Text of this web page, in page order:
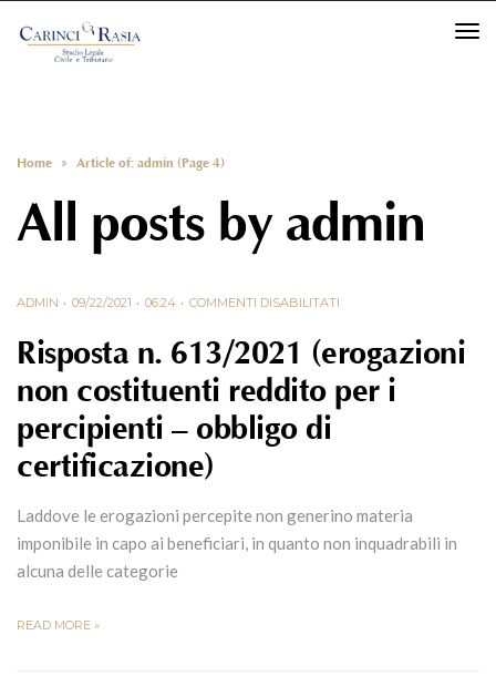
Home » Article of: admin (Page 4)
All posts by admin
ADMIN 09/22/2021 06:24 COMMENTI DISABILITATI
Risposta n. 613/2021 (erogazioni
non costituenti reddito per i
percipienti – obbligo di
certificazione)
Laddove le erogazioni percepite non generino materia
imponibile in capo ai beneficiari, in quanto non inquadrabili in
alcuna delle categorie
READ MORE »